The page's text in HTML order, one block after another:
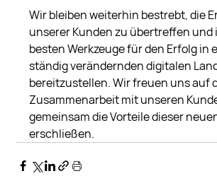
Wir bleiben weiterhin bestrebt, die
unserer Kunden zu übertreffen und
besten Werkzeuge für den Erfolg in
ständig verändernden digitalen
bereitzustellen. Wir freuen uns auf
Zusammenarbeit mit unseren
gemeinsam die Vorteile dieser
erschließen.